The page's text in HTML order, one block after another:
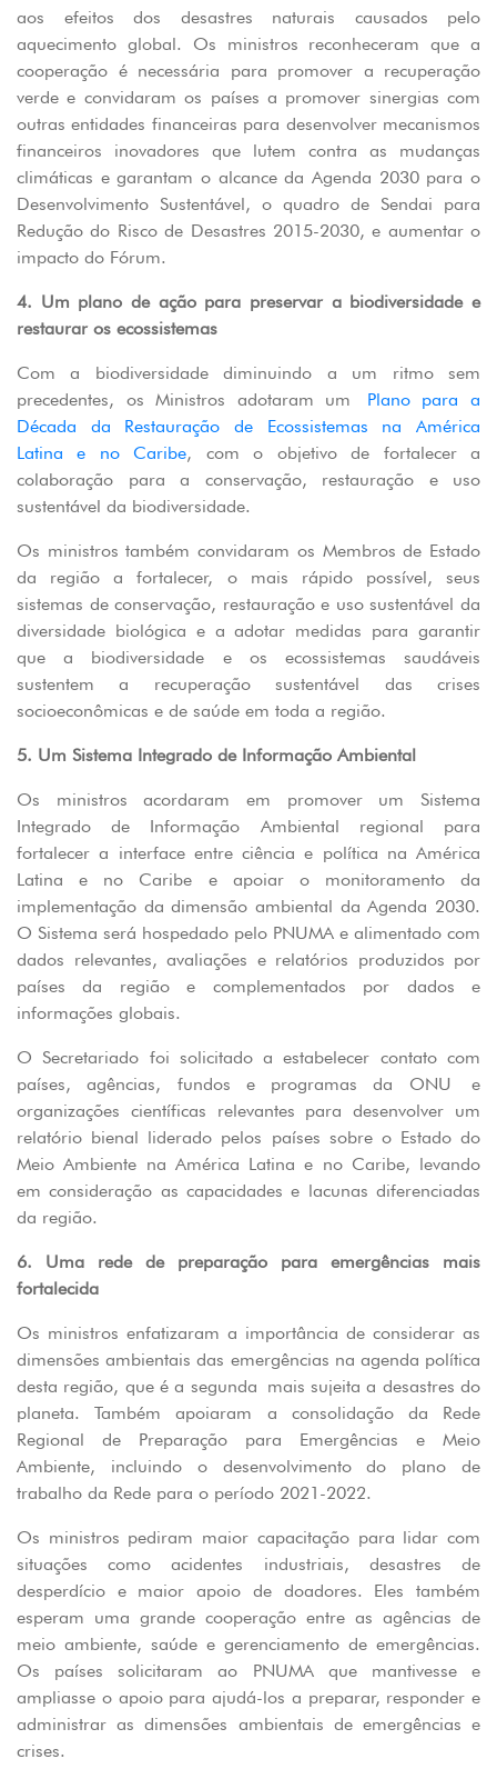
aos efeitos dos desastres naturais causados pelo
aquecimento global. Os ministros reconheceram que a
cooperação é necessária para promover a recuperação
verde e convidaram os países a promover sinergias com
outras entidades financeiras para desenvolver mecanismos
financeiros inovadores que lutem contra as mudanças
climáticas e garantam o alcance da Agenda 2030 para o
Desenvolvimento Sustentável, o quadro de Sendai para
Redução do Risco de Desastres 2015-2030, e aumentar o
impacto do Fórum.
4. Um plano de ação para preservar a biodiversidade e
restaurar os ecossistemas
Com a biodiversidade diminuindo a um ritmo sem
precedentes, os Ministros adotaram um Plano para a
Década da Restauração de Ecossistemas na América
Latina e no Caribe, com o objetivo de fortalecer a
colaboração para a conservação, restauração e uso
sustentável da biodiversidade.
Os ministros também convidaram os Membros de Estado
da região a fortalecer, o mais rápido possível, seus
sistemas de conservação, restauração e uso sustentável da
diversidade biológica e a adotar medidas para garantir
que a biodiversidade e os ecossistemas saudáveis
sustentem a recuperação sustentável das crises
socioeconômicas e de saúde em toda a região.
5. Um Sistema Integrado de Informação Ambiental
Os ministros acordaram em promover um Sistema
Integrado de Informação Ambiental regional para
fortalecer a interface entre ciência e política na América
Latina e no Caribe e apoiar o monitoramento da
implementação da dimensão ambiental da Agenda 2030.
O Sistema será hospedado pelo PNUMA e alimentado com
dados relevantes, avaliações e relatórios produzidos por
países da região e complementados por dados e
informações globais.
O Secretariado foi solicitado a estabelecer contato com
países, agências, fundos e programas da ONU e
organizações científicas relevantes para desenvolver um
relatório bienal liderado pelos países sobre o Estado do
Meio Ambiente na América Latina e no Caribe, levando
em consideração as capacidades e lacunas diferenciadas
da região.
6. Uma rede de preparação para emergências mais
fortalecida
Os ministros enfatizaram a importância de considerar as
dimensões ambientais das emergências na agenda política
desta região, que é a segunda mais sujeita a desastres do
planeta. Também apoiaram a consolidação da Rede
Regional de Preparação para Emergências e Meio
Ambiente, incluindo o desenvolvimento do plano de
trabalho da Rede para o período 2021-2022.
Os ministros pediram maior capacitação para lidar com
situações como acidentes industriais, desastres de
desperdício e maior apoio de doadores. Eles também
esperam uma grande cooperação entre as agências de
meio ambiente, saúde e gerenciamento de emergências.
Os países solicitaram ao PNUMA que mantivesse e
ampliasse o apoio para ajudá-los a preparar, responder e
administrar as dimensões ambientais de emergências e
crises.